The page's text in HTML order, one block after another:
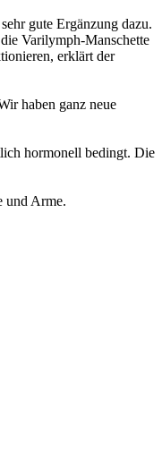
gute Ergänzung dazu.
Varilymph-Manschette
erklärt der
haben ganz neue
hormonell bedingt. Die
und Arme.